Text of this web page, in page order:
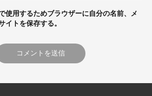
使用するためブラウザーに自分の名前、メ
イトを保存する。